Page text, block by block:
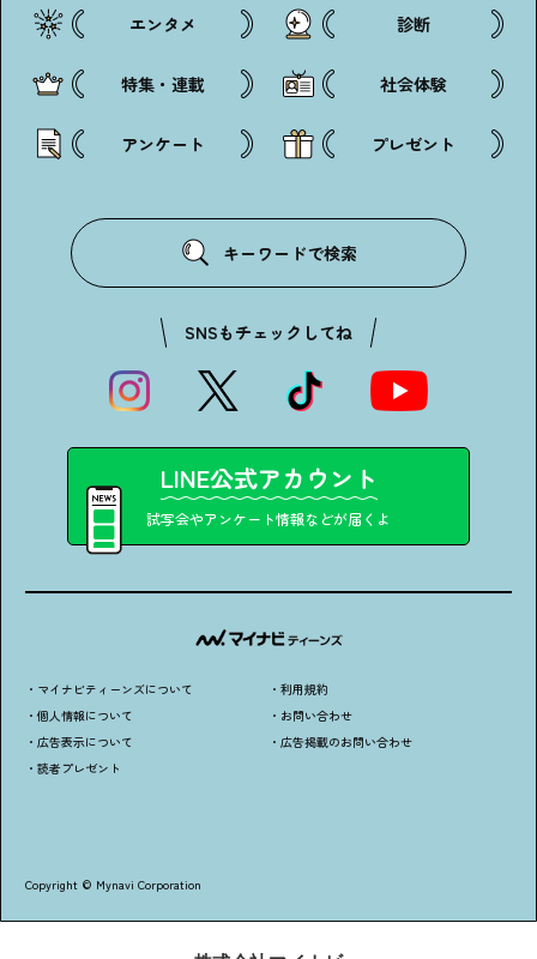
エンタメ 診断
特集・連載 社会体験
アンケート プレゼント
キーワードで検索
SNSもチェックしてね
LINE公式アカウント
試写会やアンケート情報などが届くよ
・マイナビティーンズについて
・個人情報について
・広告表示について
・読者プレゼント
・利用規約
・お問い合わせ
・広告掲載のお問い合わせ
Copyright © Mynavi Corporation